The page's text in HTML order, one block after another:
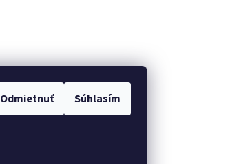
Odmietnuť Súhlasím